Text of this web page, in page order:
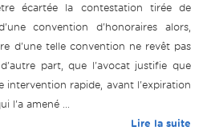
écartée la contestation tirée de
convention d'honoraires alors,
d'une telle convention ne revêt pas
part, que l'avocat justifie que
intervention rapide, avant l'expiration
l'a amené ...
Lire la suite